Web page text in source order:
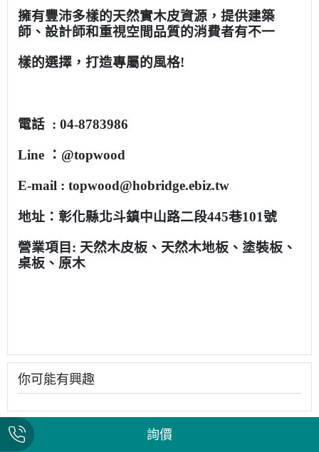
擁有豐沛多樣的天然實木皮資源，提供建築
師、設計師和重視空間品質的消費者有不一
樣的選擇，打造專屬的風格!
電話 : 04-8783986
Line ：@topwood
E-mail : topwood@hobridge.ebiz.tw
地址：彰化縣北斗鎮中山路二段445巷101號
營業項目: 天然木皮板、天然木地板、塗裝板、
桌板、原木
你可能有興趣
詢價